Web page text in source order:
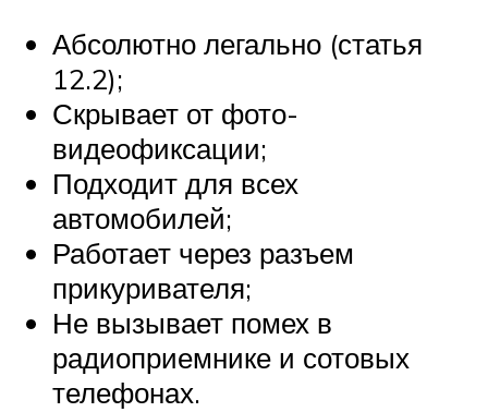
Абсолютно легально (статья
12.2);
Скрывает от фото-
видеофиксации;
Подходит для всех
автомобилей;
Работает через разъем
прикуривателя;
Не вызывает помех в
радиоприемнике и сотовых
телефонах.